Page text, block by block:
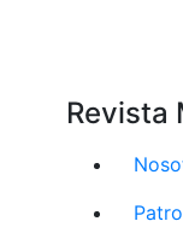
Revista